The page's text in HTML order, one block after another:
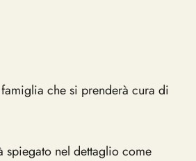
che si prenderà cura di
nel dettaglio come